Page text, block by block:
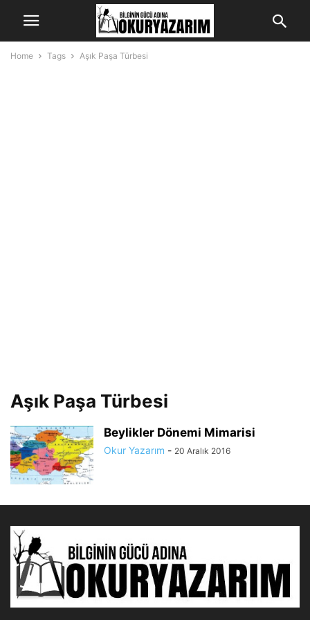
Home Tags Aşık Paşa Türbesi
Aşık Paşa Türbesi
Beylikler Dönemi Mimarisi
Okur Yazarım - 20 Aralık 2016